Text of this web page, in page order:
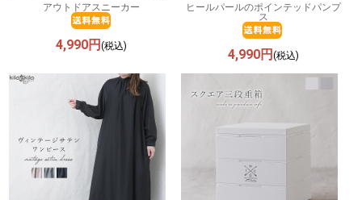
アウトドアスニーカー
4,990円(税込)
ヒールパールのポインテッドパンプ
ス
4,990円 (税込)